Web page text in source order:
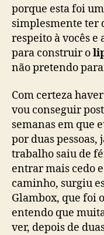
porque esta foi
simplesmente ter
respeito à vocês e
para construir o
não pretendo
Com certeza
vou conseguir
semanas em que
por duas pessoas,
trabalho saiu de
entrar mais cedo
caminho, surgiu
Glambox, que foi
entendo que
ver, depois de